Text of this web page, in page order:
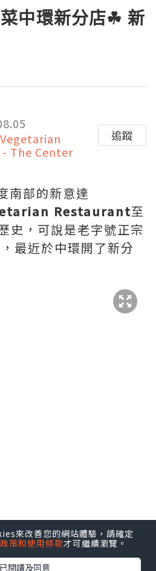
中環新分店☘ 新
The Center
追蹤
南部的新意達
Restaurant至
史，可說是老字號正宗
最近於中環開了新分
來改善您的網站體驗，請確定
策和使用條款才可繼續瀏覽。
閱讀及同意